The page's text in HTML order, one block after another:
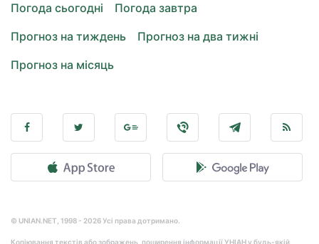
Погода сьогодні
Погода завтра
Прогноз на тиждень
Прогноз на два тижні
Прогноз на місяць
© UNIAN.NET, 1998 - 2026 Усі права дотримано.
Копіювання текстів або зображень, поширення інформації УНІАН у будь-якій